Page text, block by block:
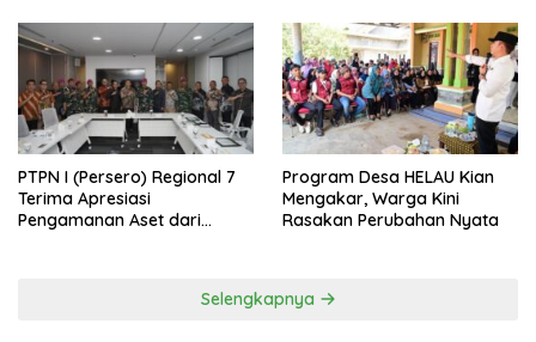
PTPN I (Persero) Regional 7
Terima Apresiasi
Pengamanan Aset dari
Program Desa HELAU Kian
Mengakar, Warga Kini
Rasakan Perubahan Nyata
Selengkapnya